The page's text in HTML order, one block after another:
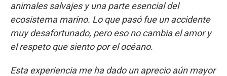
animales salvajes y una parte esencial del
ecosistema marino. Lo que pasó fue un accidente
muy desafortunado, pero eso no cambia el amor y
el respeto que siento por el océano.
Esta experiencia me ha dado un aprecio aún mayor